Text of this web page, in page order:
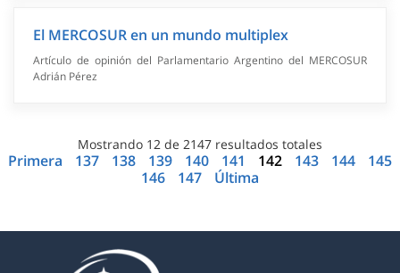
El MERCOSUR en un mundo multiplex
Artículo de opinión del Parlamentario Argentino del MERCOSUR
Adrián Pérez
Mostrando 12 de 2147 resultados totales
Primera 137 138 139 140 141 142 143 144
145
146
147 Última